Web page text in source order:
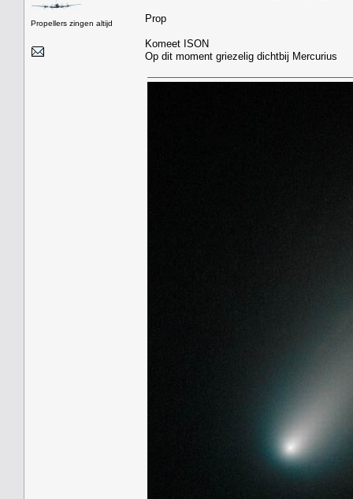
Propellers zingen altijd Prop
Komeet ISON
Op dit moment griezelig dichtbij Mercurius